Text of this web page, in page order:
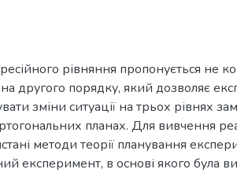
рівняння пропонується не
другого порядку, який дозволяє
зміни ситуації на трьох рівнях
планах. Для вивчення
методи теорії планування
експеримент, в основі якого була